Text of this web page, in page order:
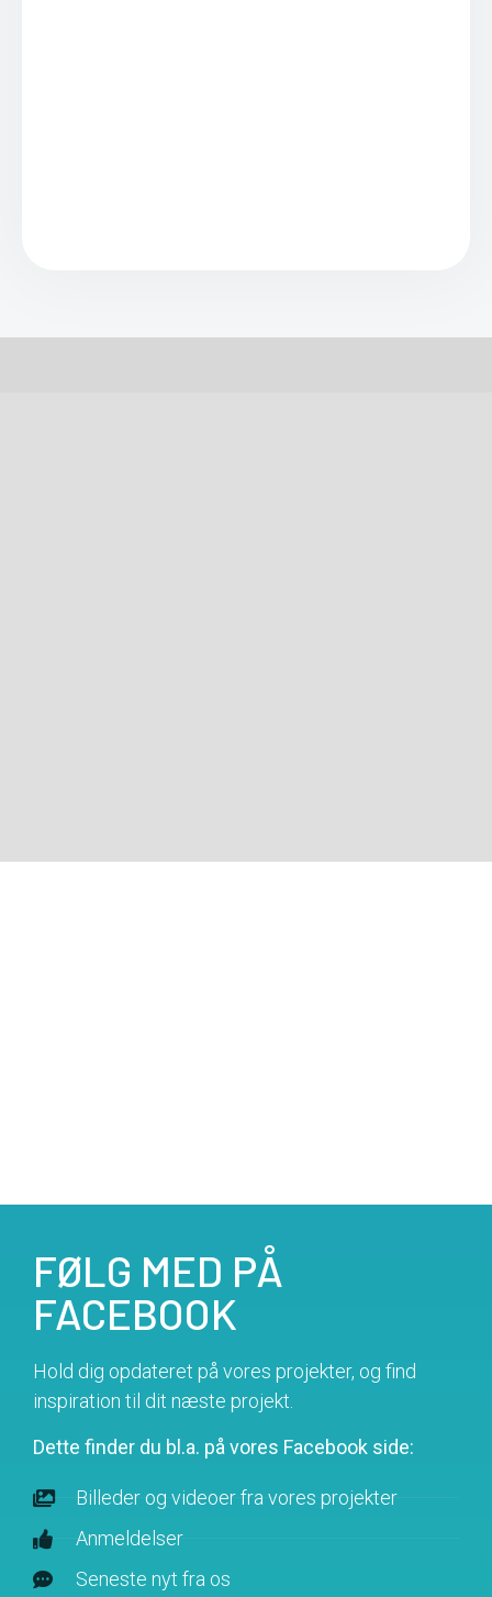
FØLG MED PÅ
FACEBOOK
Hold dig opdateret på vores projekter, og find
inspiration til dit næste projekt.
Dette finder du bl.a. på vores Facebook side:
Billeder og videoer fra vores projekter
Anmeldelser
Seneste nyt fra os